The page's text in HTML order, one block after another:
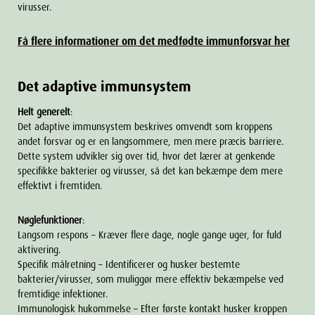
virusser.
Få flere informationer om det medfødte immunforsvar her
Det adaptive immunsystem
Helt generelt:
Det adaptive immunsystem beskrives omvendt som kroppens
andet forsvar og er en langsommere, men mere præcis barriere.
Dette system udvikler sig over tid, hvor det lærer at genkende
specifikke bakterier og virusser, så det kan bekæmpe dem mere
effektivt i fremtiden.
Nøglefunktioner:
Langsom respons – Kræver flere dage, nogle gange uger, for fuld
aktivering.
Specifik målretning – Identificerer og husker bestemte
bakterier/virusser, som muliggør mere effektiv bekæmpelse ved
fremtidige infektioner.
Immunologisk hukommelse – Efter første kontakt husker kroppen